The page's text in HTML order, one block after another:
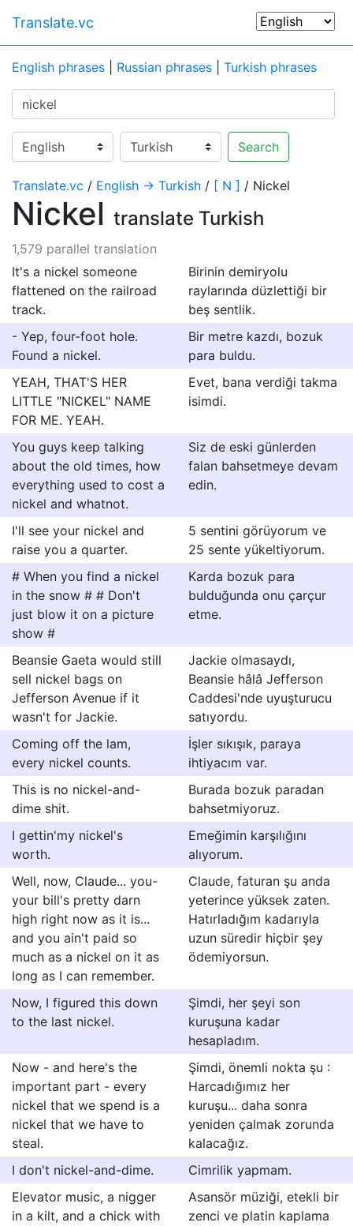
Translate.vc
English phrases Russian phrases Turkish phrases
Search
Translate.vc / English → Turkish / [ N ] / Nickel
Nickel translate Turkish
1,579 parallel translation
It's a nickel someone
flattened on the railroad
track.
Birinin demiryolu
raylarında düzlettiği bir
beş sentlik.
- Yep, four-foot hole.
Found a nickel.
Bir metre kazdı, bozuk
para buldu.
YEAH, THAT'S HER
LITTLE "NICKEL" NAME
FOR ME. YEAH.
Evet, bana verdiği takma
isimdi.
You guys keep talking
about the old times, how
everything used to cost a
nickel and whatnot.
Siz de eski günlerden
falan bahsetmeye devam
edin.
I'll see your nickel and
raise you a quarter.
5 sentini görüyorum ve
25 sente yükeltiyorum.
# When you find a nickel
in the snow # # Don't
just blow it on a picture
show #
Karda bozuk para
bulduğunda onu çarçur
etme.
Beansie Gaeta would still
sell nickel bags on
Jefferson Avenue if it
wasn't for Jackie.
Jackie olmasaydı,
Beansie hâlâ Jefferson
Caddesi'nde uyuşturucu
satıyordu.
Coming off the lam,
every nickel counts.
İşler sıkışık, paraya
ihtiyacım var.
This is no nickel-and-
dime shit.
Burada bozuk paradan
bahsetmiyoruz.
I gettin'my nickel's
worth.
Emeğimin karşılığını
alıyorum.
Well, now, Claude... you-
your bill's pretty darn
high right now as it is...
and you ain't paid so
much as a nickel on it as
long as I can remember.
Claude, faturan şu anda
yeterince yüksek zaten.
Hatırladığım kadarıyla
uzun süredir hiçbir şey
ödemiyorsun.
Now, I figured this down
to the last nickel.
Şimdi, her şeyi son
kuruşuna kadar
hesapladım.
Now - and here's the
important part - every
nickel that we spend is a
nickel that we have to
steal.
Şimdi, önemli nokta şu :
Harcadığımız her
kuruşu... daha sonra
yeniden çalmak zorunda
kalacağız.
I don't nickel-and-dime.
Cimrilik yapmam.
Elevator music, a nigger
in a kilt, and a chick with
Asansör müziği, etekli bir
zenci ve platin kaplama